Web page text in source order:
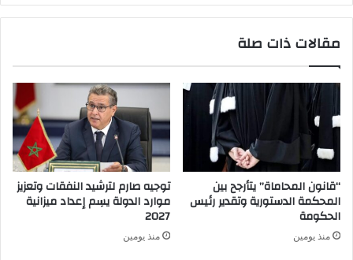
مقالات ذات صلة
“قانون المحاماة” يتأرجح بين
المحكمة الدستورية وتقدير رئيس
الحكومة
منذ يومين
توجيه صارم لترشيد النفقات وتعزيز
موارد الدولة يسِم إعداد ميزانية
2027
منذ يومين